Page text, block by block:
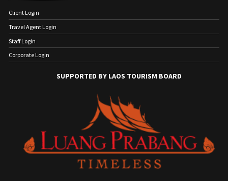
Client Login
Travel Agent Login
Staff Login
Corporate Login
SUPPORTED BY LAOS TOURISM BOARD